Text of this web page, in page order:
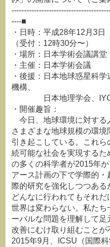
----■
・日時：平成28年12月3日
（受付：12時30分〜）
・場所：日本学術会議講堂
・主催：日本学術会議
・後援：日本地球惑星科
機構、
日本地理学会、
・開催趣旨：
今日、地球環境に対する
さまざまな地球規模の環境
引き起こしている。これら
続可能な社会を実現するた
の多くの科学者が2015年か
アース計画の下で学際的・
際的研究を強化しつつある
どんなに行われてもそれだ
世界は変わらない。私たち
ーバルな問題を理解して足
改善にむけ取り組むことが
2015年9月、ICSU（国際科